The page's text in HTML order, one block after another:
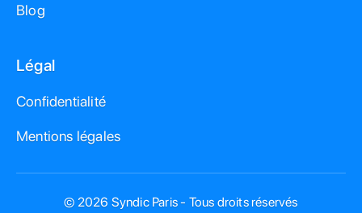
Blog
Légal
Confidentialité
Mentions légales
© 2026 Syndic Paris - Tous droits réservés